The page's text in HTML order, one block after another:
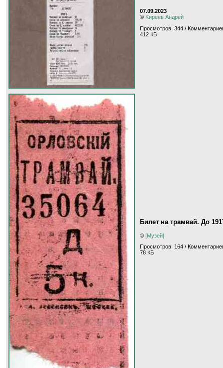
07.09.2023
© Kиpeeв Aндpeй
Просмотров: 344 /
412 КБ
Билет на трамвай. До
© [Музей]
Просмотров: 164 /
78 КБ